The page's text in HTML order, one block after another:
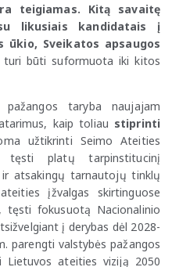
teigiamas. Kitą savaitę
likusiais kandidatais į
ūkio, Sveikatos apsaugos
turi būti suformuota iki kitos
pažangos taryba naujajam
kaip toliau stiprinti
užtikrinti Seimo Ateities
tęsti platų tarpinstitucinį
ir atsakingų tarnautojų tinklų
įžvalgas skirtinguose
tęsti fokusuotą Nacionalinio
į derybas dėl 2028-
parengti valstybės pažangos
Lietuvos ateities viziją 2050